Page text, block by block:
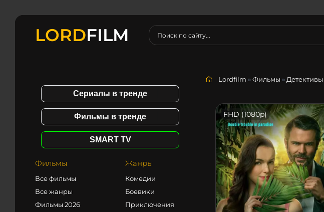
LORDFILM
Сериалы в тренде
Фильмы в тренде
SMART TV
Фильмы
Все фильмы
Все жанры
Фильмы 2026
Жанры
Комедии
Боевики
Приключения
Lordfilm »Фильмы » Детективы
FHD (1080p)